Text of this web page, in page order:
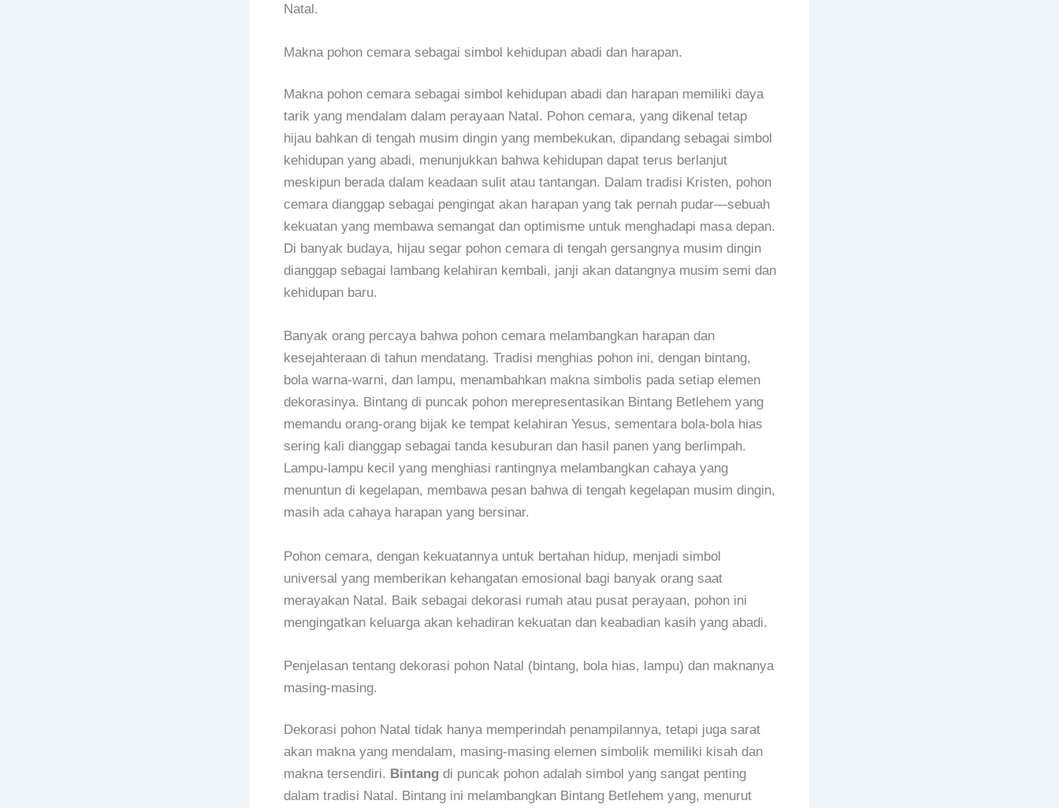
Natal.
Makna pohon cemara sebagai simbol kehidupan abadi dan harapan.
Makna pohon cemara sebagai simbol kehidupan abadi dan harapan memiliki daya
tarik yang mendalam dalam perayaan Natal. Pohon cemara, yang dikenal tetap
hijau bahkan di tengah musim dingin yang membekukan, dipandang sebagai simbol
kehidupan yang abadi, menunjukkan bahwa kehidupan dapat terus berlanjut
meskipun berada dalam keadaan sulit atau tantangan. Dalam tradisi Kristen, pohon
cemara dianggap sebagai pengingat akan harapan yang tak pernah pudar—sebuah
kekuatan yang membawa semangat dan optimisme untuk menghadapi masa depan.
Di banyak budaya, hijau segar pohon cemara di tengah gersangnya musim dingin
dianggap sebagai lambang kelahiran kembali, janji akan datangnya musim semi dan
kehidupan baru.
Banyak orang percaya bahwa pohon cemara melambangkan harapan dan
kesejahteraan di tahun mendatang. Tradisi menghias pohon ini, dengan bintang,
bola warna-warni, dan lampu, menambahkan makna simbolis pada setiap elemen
dekorasinya. Bintang di puncak pohon merepresentasikan Bintang Betlehem yang
memandu orang-orang bijak ke tempat kelahiran Yesus, sementara bola-bola hias
sering kali dianggap sebagai tanda kesuburan dan hasil panen yang berlimpah.
Lampu-lampu kecil yang menghiasi rantingnya melambangkan cahaya yang
menuntun di kegelapan, membawa pesan bahwa di tengah kegelapan musim dingin,
masih ada cahaya harapan yang bersinar.
Pohon cemara, dengan kekuatannya untuk bertahan hidup, menjadi simbol
universal yang memberikan kehangatan emosional bagi banyak orang saat
merayakan Natal. Baik sebagai dekorasi rumah atau pusat perayaan, pohon ini
mengingatkan keluarga akan kehadiran kekuatan dan keabadian kasih yang abadi.
Penjelasan tentang dekorasi pohon Natal (bintang, bola hias, lampu) dan maknanya
masing-masing.
Dekorasi pohon Natal tidak hanya memperindah penampilannya, tetapi juga sarat
akan makna yang mendalam, masing-masing elemen simbolik memiliki kisah dan
makna tersendiri. Bintangdi puncak pohon adalah simbol yang sangat penting
dalam tradisi Natal. Bintang ini melambangkan Bintang Betlehem yang, menurut